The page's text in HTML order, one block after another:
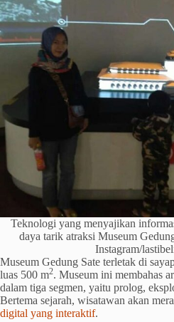
Teknologi yang menyajikan
daya tarik atraksi Museum
Instagram/
Museum Gedung Sate terletak di
luas 500 m2. Museum ini membahas
dalam tiga segmen, yaitu prolog,
Bertema sejarah, wisatawan akan
digital yang interaktif.